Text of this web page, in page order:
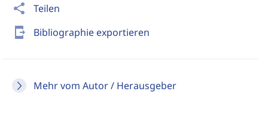
share Teilen
send_to_mobile Bibliographie exportieren
Mehr vom Autor / Herausgeber